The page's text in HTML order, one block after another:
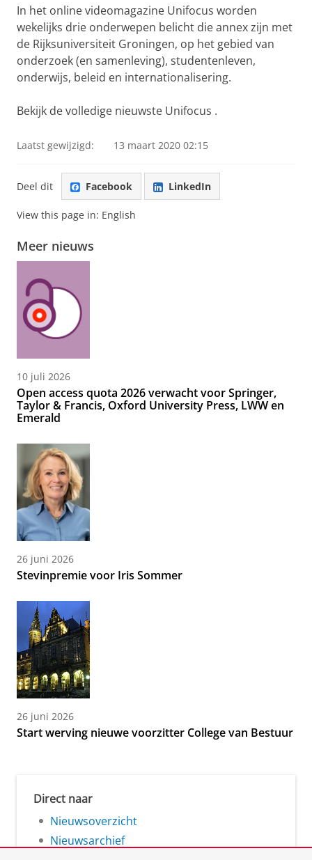
In het online videomagazine Unifocus worden
wekelijks drie onderwepen belicht die annex zijn met
de Rijksuniversiteit Groningen, op het gebied van
onderzoek (en samenleving), studentenleven,
onderwijs, beleid en internationalisering.
Bekijk de volledige nieuwste Unifocus .
Laatst gewijzigd: 13 maart 2020 02:15
Deel dit Facebook LinkedIn
View this page in: English
Meer nieuws
10 juli 2026
Open access quota 2026 verwacht voor Springer,
Taylor & Francis, Oxford University Press, LWW en
Emerald
26 juni 2026
Stevinpremie voor Iris Sommer
26 juni 2026
Start werving nieuwe voorzitter College van Bestuur
Direct naar
Nieuwsoverzicht
Nieuwsarchief